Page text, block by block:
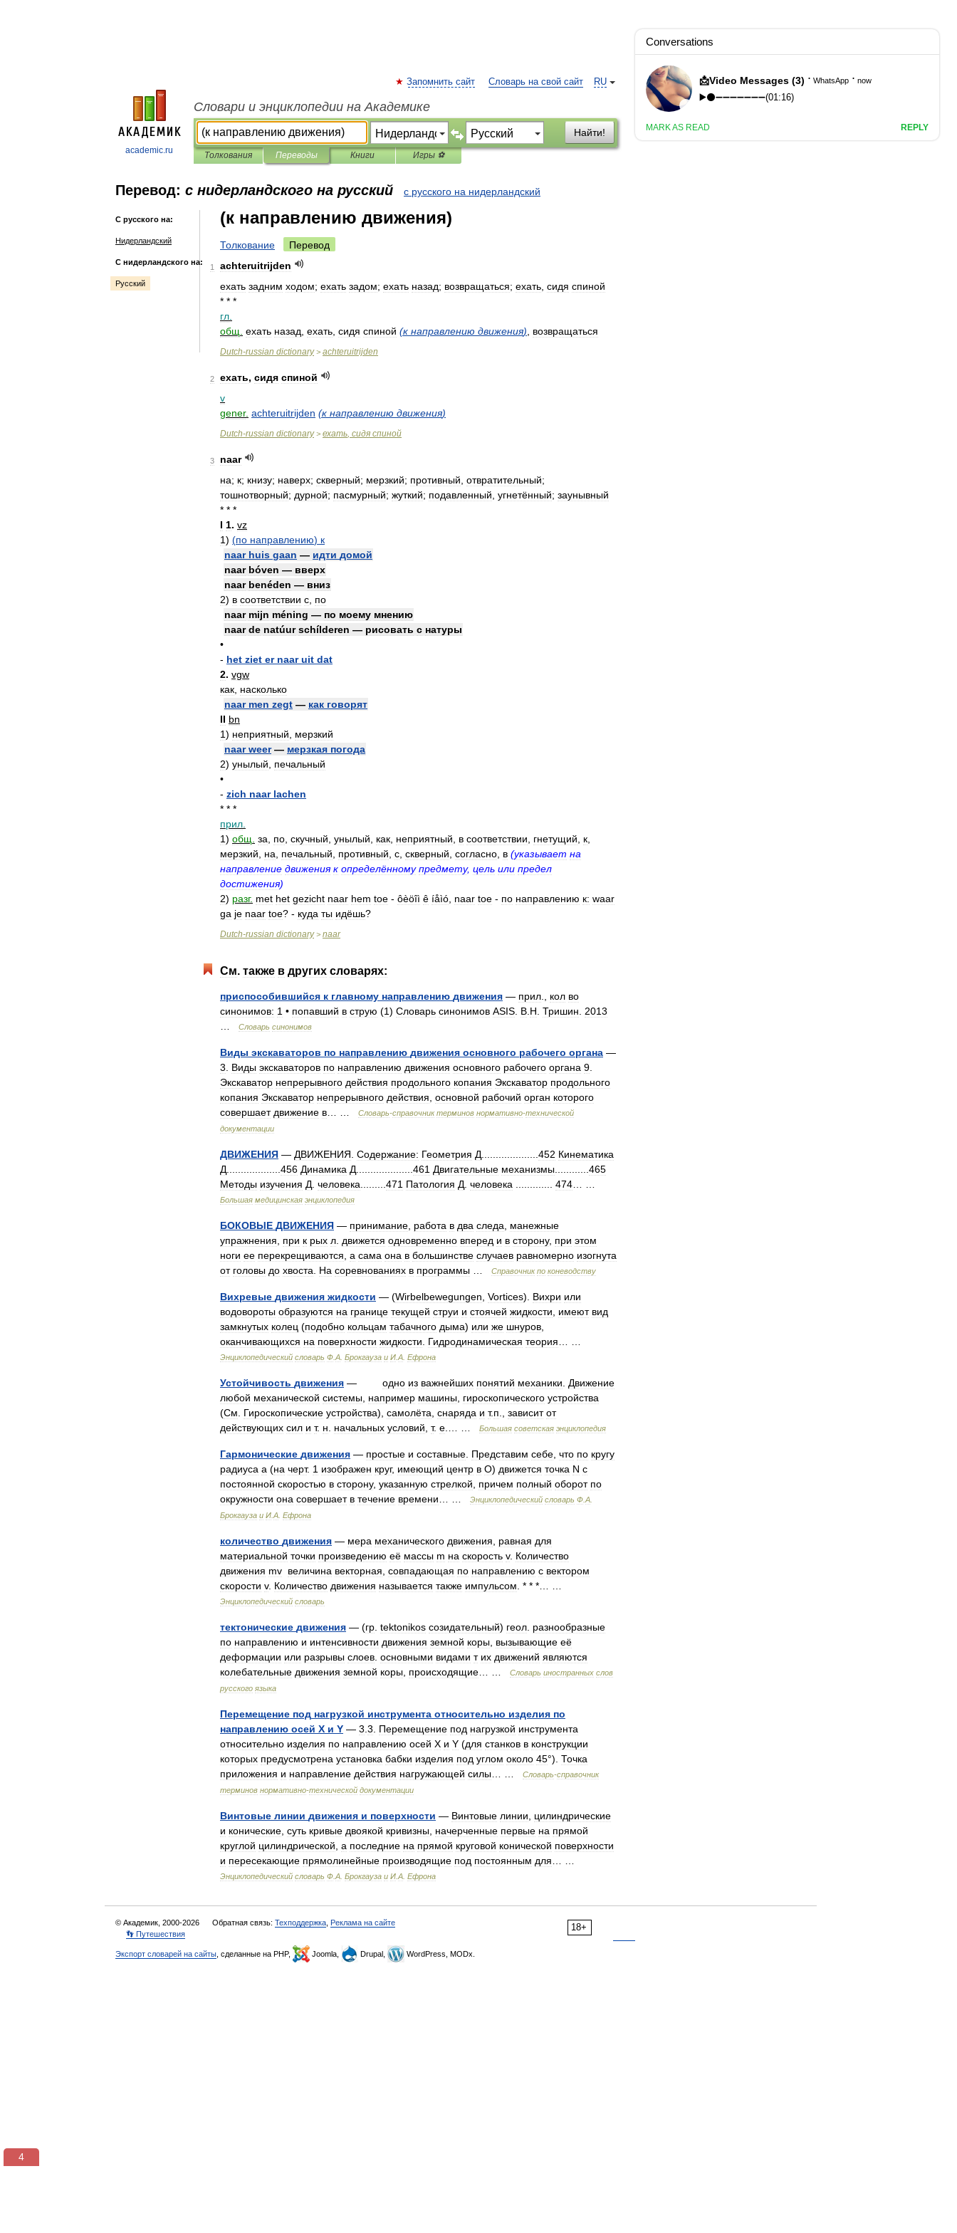
academic.ru
RU
Запомнить сайт Словарь на свой сайт
Словари и энциклопедии на Академике
Найти!
Толкования Переводы Книги Игры ⚽
Перевод: с нидерландского на русский с русского на нидерландский
С русского на:
Нидерландский
С нидерландского на:
Русский
(к направлению движения)
Толкование Перевод
1
achteruitrijden
ехать задним ходом; ехать задом; ехать назад; возвращаться; ехать сидя спиной
* * *
гл
общ ехать назад ехать сидя спиной (к направлению движения) возвращаться
Dutch-russian dictionary> achteruitrijden
2 ехать, сидя спиной
v
gener. achteruitrijden (к направлению движения)
Dutch-russian dictionary> ехать, сидя спиной
3
naar
на; к; книзу; наверх; скверный; мерзкий; противный отвратительный;
тошнотворный; дурной; пасмурный; жуткий; подавленный угнетённый; заунывный
* * *
I 1. vz
1) (по направлению) к
naar huis gaan — идти домой
naar bóven — вверх
naar benéden — вниз
2) в соответствии с по
naar mijn méning — по моему мнению
naar de natúur schílderen — рисовать с натуры
•
- het ziet er naar uit dat
2. vgw
как насколько
naar men zegt — как говорят
II bn
1) неприятный
мерзкий
naar weer— мерзкая погода
2) унылый
печальный
•
- zich naar lachen
* * *
прил
1) общ за по скучный унылый как неприятный в соответствии гнетущий к
мерзкий
на печальный противный с скверный согласно в (указывает на
направление движения к определённому предмету, цель или предел
достижения)
2) разг. met het gezicht naar hem toe - ôèöîì ê íåìó naar toe - по направлению к: waar
ga je naar toe? - куда ты идёшь?
Dutch-russian dictionary> naar
См. также в других словарях:
приспособившийся к главному направлению движения — прил кол во
синонимов: 1 • попавший в струю (1) Словарь синонимов ASIS В Н Тришин
2013
Словарь синонимов
Виды экскаваторов по направлению движения основного рабочего органа —
3
Виды экскаваторов по направлению движения основного рабочего органа 9
Экскаватор непрерывного действия продольного копания Экскаватор продольного
копания Экскаватор непрерывного действия основной рабочий орган которого
совершает движение в Словарь-справочник терминов нормативно-технической
документации
ДВИЖЕНИЯ — ДВИЖЕНИЯ Содержание: Геометрия Д 452 Кинематика
Д
456 Динамика Д 461 Двигательные механизмы
465
Методы изучения Д человека 471 Патология Д человека 474
Большая медицинская энциклопедия
БОКОВЫЕ ДВИЖЕНИЯ — принимание работа в два следа
манежные
упражнения
при к рых л движется одновременно вперед и в сторону, при этом
ноги ее перекрещиваются а сама она в большинстве случаев равномерно изогнута
от головы до хвоста На соревнованиях в программы Справочник по коневодству
Вихревые движения жидкости — (Wirbelbewegungen Vortices). Вихри или
водовороты образуются на границе текущей струи и стоячей жидкости имеют вид
замкнутых колец (подобно кольцам табачного дыма) или же шнуров
оканчивающихся на поверхности жидкости Гидродинамическая теория
Энциклопедический словарь Ф А Брокгауза и И А Ефрона
Устойчивость движения — одно из важнейших понятий механики
Движение
любой механической системы например машины гироскопического устройства
(См Гироскопические устройства), самолёта снаряда и т.п зависит от
действующих сил и т. н начальных условий т. е Большая советская энциклопедия
Гармонические движения — простые и составные Представим себе что по кругу
радиуса а (на черт. 1 изображен круг, имеющий центр в О) движется точка N с
постоянной скоростью в сторону, указанную стрелкой причем полный оборот по
окружности она совершает в течение времени Энциклопедический словарь Ф А
Брокгауза и И А Ефрона
количество движения — мера механического движения равная для
материальной точки произведению её массы m на скорость v. Количество
движения mv величина векторная совпадающая по направлению с вектором
скорости v. Количество движения называется также импульсом . * * *… …
Энциклопедический словарь
тектонические движения — (гр tektonikos созидательный) геол разнообразные
по направлению и интенсивности движения земной коры вызывающие её
деформации или разрывы слоев основными видами т их движений являются
колебательные движения земной коры происходящие Словарь иностранных слов
русского языка
Перемещение под нагрузкой инструмента относительно изделия по
направлению осей X и Y — 3 3 Перемещение под нагрузкой инструмента
относительно изделия по направлению осей X и Y (для станков в конструкции
которых предусмотрена установка бабки изделия под углом около 45°). Точка
приложения и направление действия нагружающей силы Словарь-справочник
терминов нормативно-технической документации
Винтовые линии движения и поверхности — Винтовые линии
цилиндрические
и конические суть кривые двоякой кривизны начерченные первые на прямой
круглой цилиндрической а последние на прямой круговой конической поверхности
и пересекающие прямолинейные производящие под постоянным для
Энциклопедический словарь Ф А Брокгауза и И А Ефрона
18+
© Академик, 2000-2026 Обратная связь: Техподдержка Реклама на сайте
👣 Путешествия
Экспорт словарей на сайты , сделанные на PHP, Joomla, Drupal, WordPress, MODx.
3